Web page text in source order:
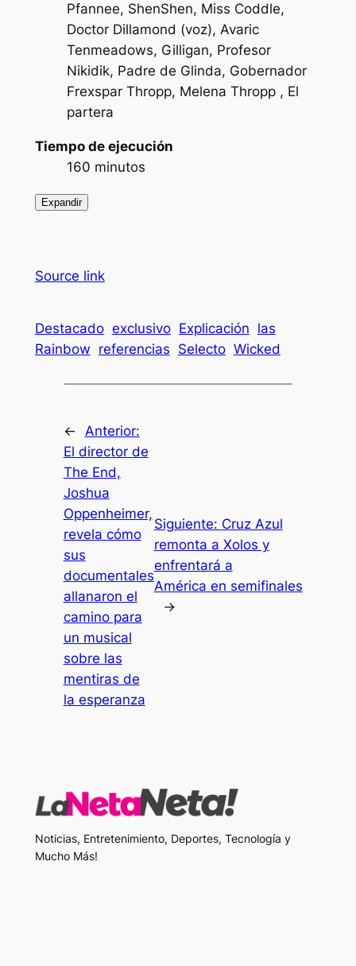
Pfannee, ShenShen, Miss Coddle,
Doctor Dillamond (voz), Avaric
Tenmeadows, Gilligan, Profesor
Nikidik, Padre de Glinda, Gobernador
Frexspar Thropp, Melena Thropp , El
partera
Tiempo de ejecución
160 minutos
Expandir
Source link
Destacado exclusivo Explicación las
Rainbow referencias Selecto Wicked
← Anterior:
El director de
The End,
Joshua
Oppenheimer,
revela cómo
sus
documentales
allanaron el
camino para
un musical
sobre las
mentiras de
la esperanza
Siguiente: Cruz Azul
remonta a Xolos y
enfrentará a
América en semifinales
→
Noticias, Entretenimiento, Deportes, Tecnología y
Mucho Más!